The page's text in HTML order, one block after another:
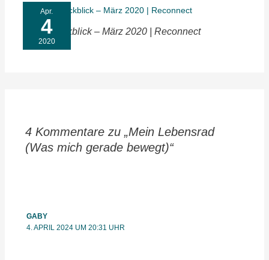
Apr.
4
2020
Monatsrückblick – März 2020 | Reconnect
4 Kommentare zu „Mein Lebensrad
(Was mich gerade bewegt)“
GABY
4. APRIL 2024 UM 20:31 UHR